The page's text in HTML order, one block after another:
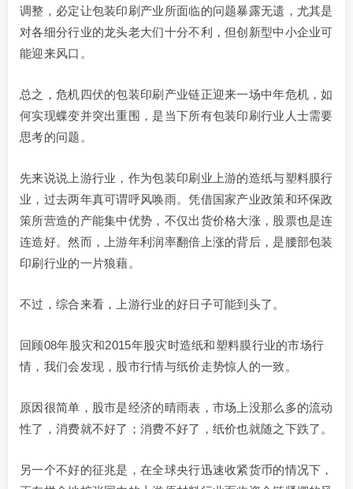
调整，必定让包装印刷产业所面临的问题暴露无遗，尤其是
对各细分行业的龙头老大们十分不利，但创新型中小企业可
能迎来风口。
总之，危机四伏的包装印刷产业链正迎来一场中年危机，如
何实现蝶变并突出重围，是当下所有包装印刷行业人士需要
思考的问题。
先来说说上游行业，作为包装印刷业上游的造纸与塑料膜行
业，过去两年真可谓呼风唤雨。凭借国家产业政策和环保政
策所营造的产能集中优势，不仅出货价格大涨，股票也是连
连造好。然而，上游年利润率翻倍上涨的背后，是腰部包装
印刷行业的一片狼藉。
不过，综合来看，上游行业的好日子可能到头了。
回顾08年股灾和2015年股灾时造纸和塑料膜行业的市场行
情，我们会发现，股市行情与纸价走势惊人的一致。
原因很简单，股市是经济的晴雨表，市场上没那么多的流动
性了，消费就不好了；消费不好了，纸价也就随之下跌了。
另一个不好的征兆是，在全球央行迅速收紧货币的情况下，